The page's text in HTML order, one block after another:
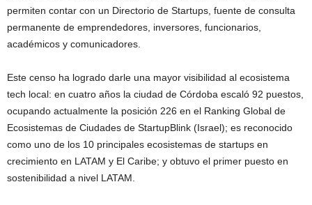
permiten contar con un Directorio de Startups, fuente de consulta
permanente de emprendedores, inversores, funcionarios,
académicos y comunicadores.
Este censo ha logrado darle una mayor visibilidad al ecosistema
tech local: en cuatro años la ciudad de Córdoba escaló 92 puestos,
ocupando actualmente la posición 226 en el Ranking Global de
Ecosistemas de Ciudades de StartupBlink (Israel); es reconocido
como uno de los 10 principales ecosistemas de startups en
crecimiento en LATAM y El Caribe; y obtuvo el primer puesto en
sostenibilidad a nivel LATAM.